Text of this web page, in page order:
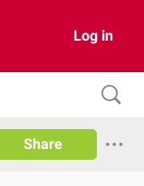
Log in
Share